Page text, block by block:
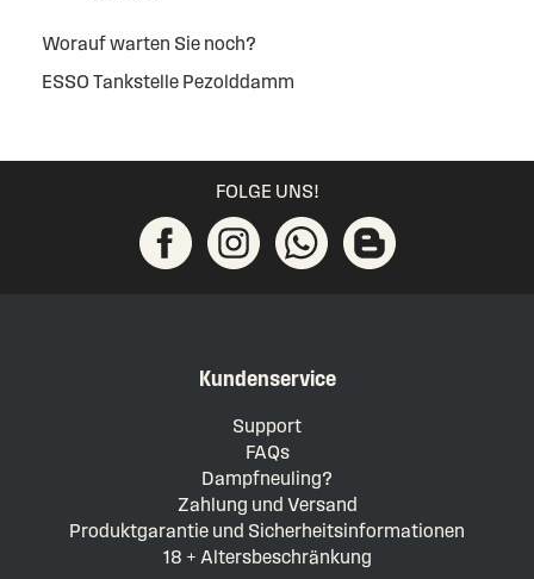
Worauf warten Sie noch?
ESSO Tankstelle Pezolddamm
FOLGE UNS!
Kundenservice
Support
FAQs
Dampfneuling?
Zahlung und Versand
Produktgarantie und Sicherheitsinformationen
18 + Altersbeschränkung